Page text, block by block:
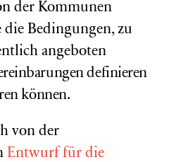
der Kommunen
die Bedingungen, zu
angeboten
definieren
können.
von der
Entwurf für die